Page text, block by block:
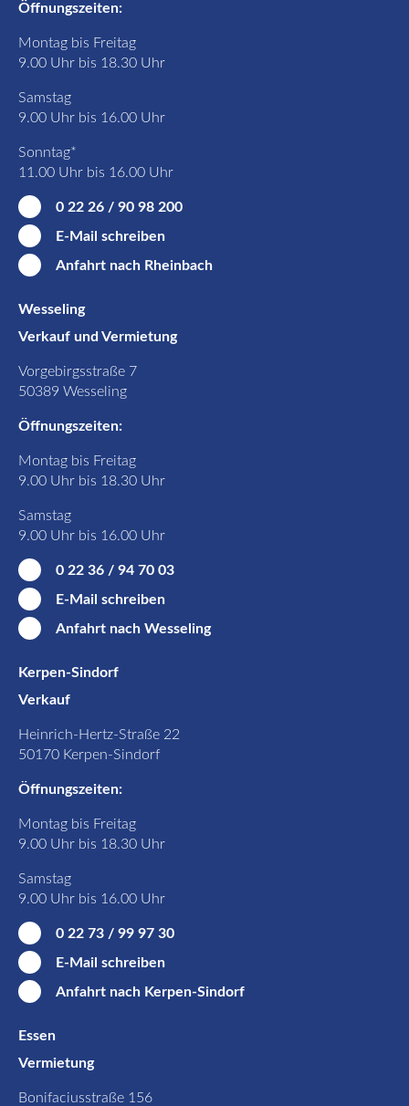
Öffnungszeiten:
Montag bis Freitag
9.00 Uhr bis 18.30 Uhr
Samstag
9.00 Uhr bis 16.00 Uhr
Sonntag*
11.00 Uhr bis 16.00 Uhr
0 22 26 / 90 98 200
E-Mail schreiben
Anfahrt nach Rheinbach
Wesseling
Verkauf und Vermietung
Vorgebirgsstraße 7
50389 Wesseling
Öffnungszeiten:
Montag bis Freitag
9.00 Uhr bis 18.30 Uhr
Samstag
9.00 Uhr bis 16.00 Uhr
0 22 36 / 94 70 03
E-Mail schreiben
Anfahrt nach Wesseling
Kerpen-Sindorf
Verkauf
Heinrich-Hertz-Straße 22
50170 Kerpen-Sindorf
Öffnungszeiten:
Montag bis Freitag
9.00 Uhr bis 18.30 Uhr
Samstag
9.00 Uhr bis 16.00 Uhr
0 22 73 / 99 97 30
E-Mail schreiben
Anfahrt nach Kerpen-Sindorf
Essen
Vermietung
Bonifaciusstraße 156